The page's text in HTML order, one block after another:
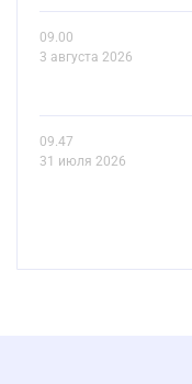
09.00
3 августа 2026
09.47
31 июля 2026